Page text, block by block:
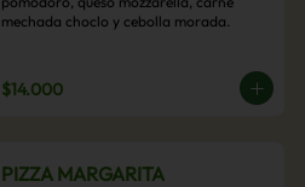
mechada choclo y cebolla morada.
$14.000
PIZZA MARGARITA